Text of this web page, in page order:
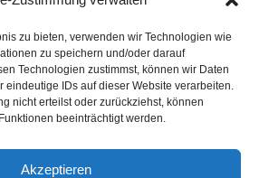
zu bieten, verwenden wir Technologien wie
zu speichern und/oder darauf
Technologien zustimmst, können wir Daten
eindeutige IDs auf dieser Website verarbeiten.
nicht erteilst oder zurückziehst, können
beeinträchtigt werden.
Akzeptieren
Problem – einfach nachbestellen im